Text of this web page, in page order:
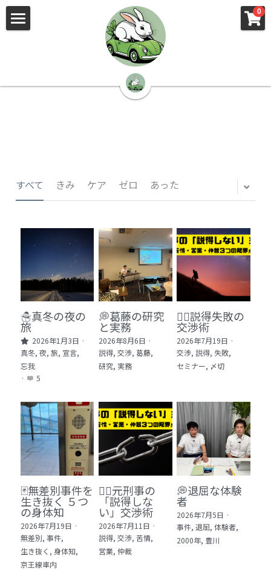
0
🌳株式会社 kibi🦉（トップ）
📰kibi log（ブログ）
🏢会社概要・プライバシーポリシー・プロフィ
📸Who am I?（プロフィール）
🏙️社員が防ぐ不正と犯罪
🙌自傷・他害・パニックは防げますか？
🏫社会福祉法人ぐらんま
🛒Learn More!（商品）
❓FAQ
📮ASK（無料読者登録 or 無料お問い合わせ）
📚 100冊の「本は飲み物」index
1 クレーム・犯罪・説得交渉 23冊
2 発達障害・精神疾患・ケア 29冊
3 身体知・非言語・情動 13冊
4 創作・芸術・神秘 30冊
5 教育・マネジメント・学修 20冊
ログイン/ 登録
検索
日本語
日本語
すべて きみ ケア ゼロ あった
☃️真冬の夜の
旅
2026年1月3日 ·
真冬, 夜, 旅, 宣言,
忘我
·
5
💭葛藤の研究
と実務
2026年8月6日 ·
説得, 交渉, 葛藤,
研究, 実務
🕵️‍♂️説得失敗の
交渉術
2026年7月19日 ·
交渉, 説得, 失敗,
セミナー, 〆切
🃏無差別事件を
生き抜く ５つ
の身体知
2026年7月19日 ·
無差別, 事件,
生き抜く, 身体知,
京王線車内
🙅‍♂️元刑事の
「説得しな
い」交渉術
2026年7月11日 ·
説得, 交渉, 苦情,
営業, 仲裁
💭退屈な体験
者
2026年7月5日 ·
事件, 退屈, 体験者,
2000年, 豊川
×
ストアカテゴリー
すべてのカテゴリー
×
ブログカテゴリー